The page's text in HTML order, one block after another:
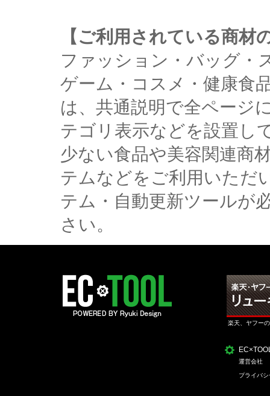
【ご利用されている商材
ファッション・バッグ・
ゲーム・コスメ・健康食
は、共通説明で全ページ
テゴリ表示などを設置し
少ない食品や美容関連商
テムなどをご利用いただ
テム・自動更新ツールが
さい。
楽天、ヤフー
運営会社
プライバ